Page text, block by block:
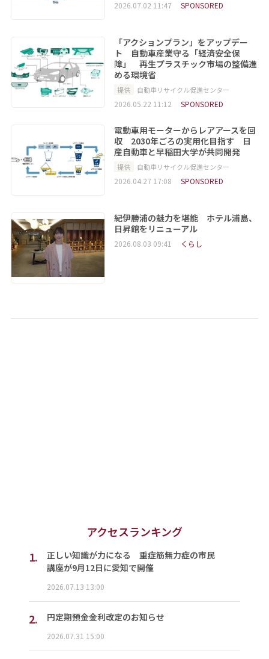
2026.07.02 11:47 SPONSORED
「アクションプラン」をアップデー
ト 自動車産業守る「経済安全保
障」 再生プラスチック市場の整備進
める環境省
提供 自動車リサイクル促進センター
2026.05.22 11:12 SPONSORED
電動車用モーターからレアアースを回
収 2030年ごろの実用化目指す 日
産自動車と早稲田大学が共同開発
提供 自動車リサイクル促進センター
2026.04.27 17:08 SPONSORED
紀伊勝浦の魅力を堪能 ホテル浦島、
日昇館をリニューアル
2026.08.03 09:41 くらし
アクセスランキング
1.
正しい知識が力になる 重症筋無力症の市民
講座が9月12日に愛知で開催
2026.07.13 13:00
2. 円定期預金金利改定のお知らせ
2026.07.31 15:00